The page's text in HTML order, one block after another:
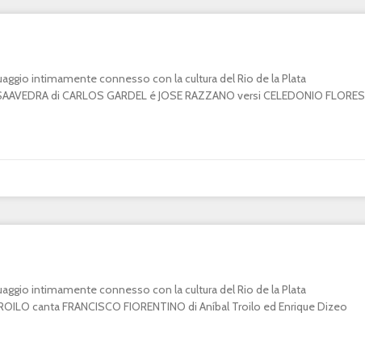
intimamente connesso con la cultura del Rio de la Plata
di CARLOS GARDEL é JOSE RAZZANO versi CELEDONIO FLORES
intimamente connesso con la cultura del Rio de la Plata
canta FRANCISCO FIORENTINO di Aníbal Troilo ed Enrique Dizeo